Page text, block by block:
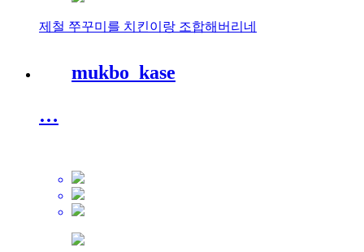
제철 쭈꾸미를 치킨이랑 조합해버리네
mukbo_kase
…